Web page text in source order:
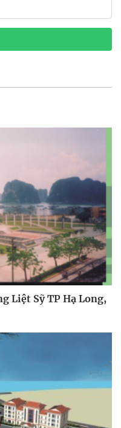
Liệt Sỹ TP Hạ Long,